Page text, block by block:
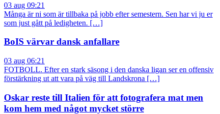
03 aug 09:21
Många är ni som är tillbaka på jobb efter semestern. Sen har vi ju er
som just gått på ledigheten. […]
BoIS värvar dansk anfallare
03 aug 06:21
FOTBOLL. Efter en stark säsong i den danska ligan ser en offensiv
förstärkning ut att vara på väg till Landskrona […]
Oskar reste till Italien för att fotografera mat men
kom hem med något mycket större